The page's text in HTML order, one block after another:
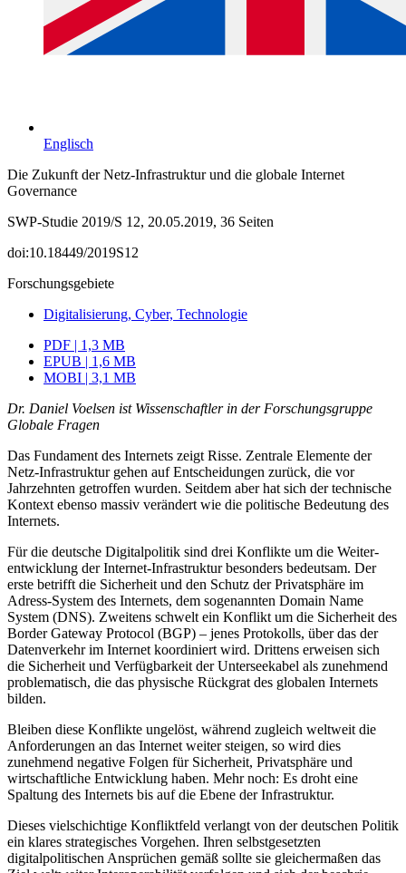
Englisch
Die Zukunft der Netz-Infrastruktur und die globale Internet
Governance
SWP-Studie 2019/S 12, 20.05.2019, 36 Seiten
doi:10.18449/2019S12
Forschungsgebiete
Digitalisierung, Cyber, Technologie
PDF | 1,3 MB
EPUB | 1,6 MB
MOBI | 3,1 MB
Dr. Daniel Voelsen ist Wissenschaftler in der Forschungs­gruppe
Globale Fragen
Das Fundament des Internets zeigt Risse. Zentrale Elemente der
Netz-Infrastruktur gehen auf Entscheidungen zurück, die vor
Jahrzehnten getroffen wurden. Seitdem aber hat sich der technische
Kontext ebenso massiv verändert wie die politische Bedeutung des
Internets.
Für die deutsche Digitalpolitik sind drei Konflikte um die Weiter­
entwicklung der Internet-Infrastruktur besonders bedeutsam. Der
erste betrifft die Sicherheit und den Schutz der Privatsphäre im
Adress-System des Internets, dem sogenannten Domain Name
System (DNS). Zweitens schwelt ein Konflikt um die Sicherheit des
Border Gateway Protocol (BGP) – jenes Protokolls, über das der
Datenverkehr im Internet koordiniert wird. Drittens erweisen sich
die Sicherheit und Verfügbarkeit der Unterseekabel als zunehmend
problematisch, die das physische Rückgrat des globalen Internets
bilden.
Bleiben diese Konflikte ungelöst, während zugleich weltweit die
Anforde­rungen an das Internet weiter steigen, so wird dies
zunehmend negative Folgen für Sicherheit, Privatsphäre und
wirtschaftliche Entwicklung haben. Mehr noch: Es droht eine
Spaltung des Internets bis auf die Ebene der Infrastruktur.
Dieses vielschichtige Konfliktfeld verlangt von der deutschen Politik
ein klares strategisches Vorgehen. Ihren selbstgesetzten
digitalpolitischen Ansprüchen gemäß sollte sie gleicher­maßen das